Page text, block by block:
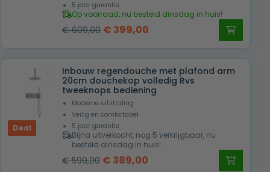
5 jaar garantie
Op voorraad, nu besteld dinsdag in huis!
€609,00 Oorspronkelijke
was:
€ 609,00.
€ 399,00
is:
€ 399,00.
Inbouw regendouche met plafond arm
20cm douchekop volledig Rvs
tweeknops bediening
Moderne uitstraling
Veilig en comfortabel
5 jaar garantie
Bijna uitverkocht, nog 5 verkrijgbaar, nu
besteld dinsdag in huis!
€599,00 Oorspronkelijke
€ 389,00
Deal